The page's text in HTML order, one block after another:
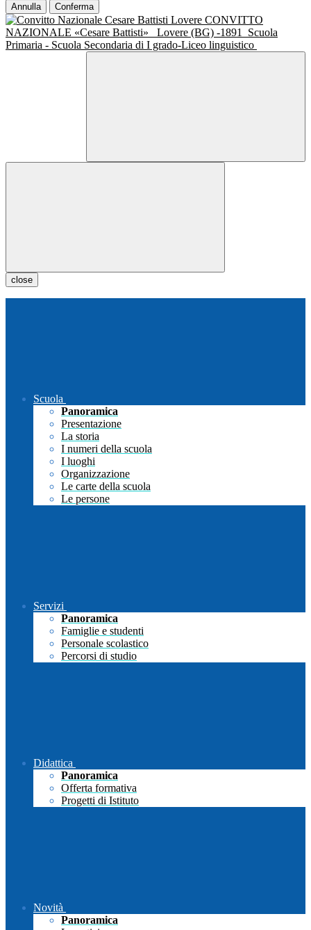
Annulla Conferma
CONVITTO
NAZIONALE «Cesare Battisti»
Lovere (BG) -1891
Scuola
Primaria - Scuola Secondaria di I grado-Liceo linguistico
close
Scuola
Panoramica
Presentazione
La storia
I numeri della scuola
I luoghi
Organizzazione
Le carte della scuola
Le persone
Servizi
Panoramica
Famiglie e studenti
Personale scolastico
Percorsi di studio
Didattica
Panoramica
Offerta formativa
Progetti di Istituto
Novità
Panoramica